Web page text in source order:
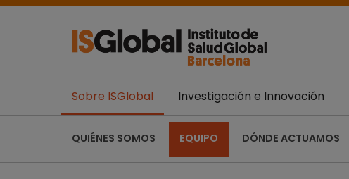
Sobre ISGlobal
QUIÉNES SOMOS EQUIPO DÓNDE ACTUAMOS
Investigación e Innovación